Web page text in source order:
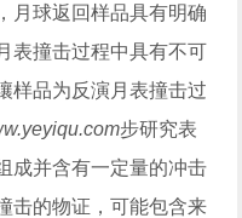
月球返回样品具有明确
表撞击过程中具有不可
样品为反演月表撞击过
步研究表
成并含有一定量的冲击
击的物证，可能包含来